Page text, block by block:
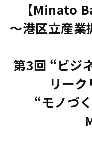
【Minato
～港区立産業
第3回 “ビジ
リーク
“モノづ